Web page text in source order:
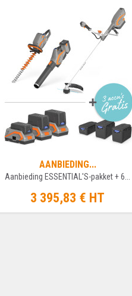
AANBIEDING...
Aanbieding ESSENTIAL'S-pakket + 6...
3 395,83 € HT